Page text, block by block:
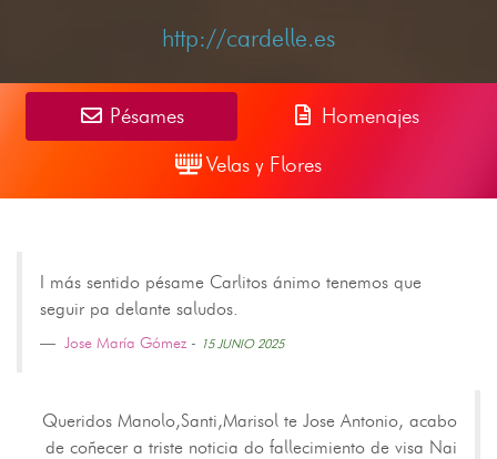
http://cardelle.es
Pésames
Homenajes
Velas y Flores
I más sentido pésame Carlitos ánimo tenemos que
seguir pa delante saludos.
Jose María Gómez - 15 JUNIO 2025
Queridos Manolo,Santi,Marisol te Jose Antonio, acabo
de coñecer a triste noticia do fallecimiento de visa Nai